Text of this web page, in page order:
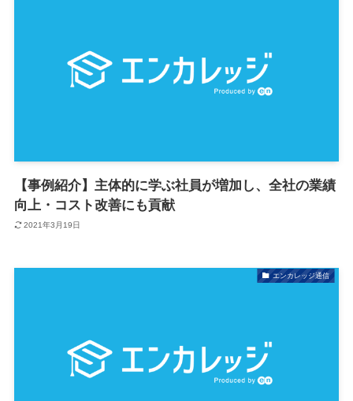
【事例紹介】主体的に学ぶ社員が増加し、全社の業績
向上・コスト改善にも貢献
2021年3月19日
エンカレッジ通信